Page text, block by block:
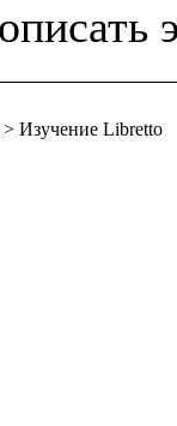
> Изучение Libretto